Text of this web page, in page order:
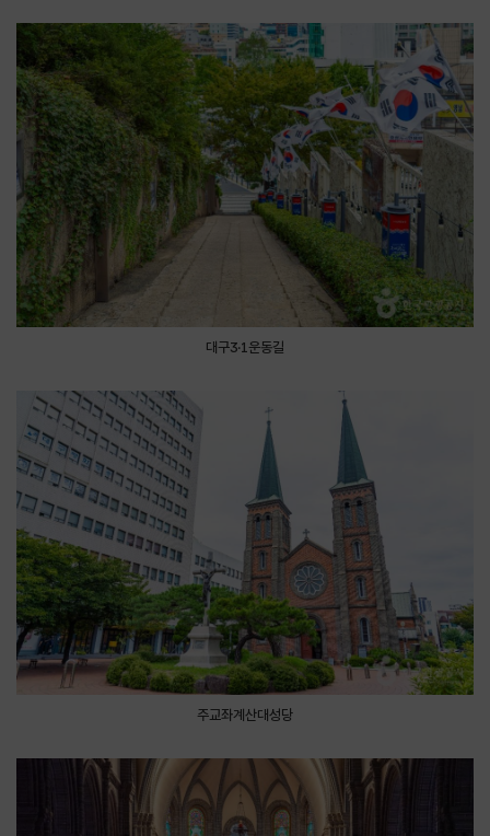
대구3·1운동길
주교좌계산대성당